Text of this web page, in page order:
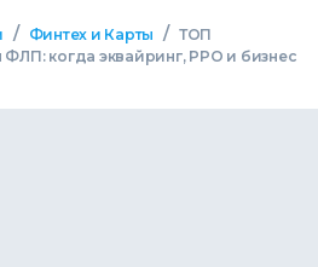
/ Финтех и Карты / ТОП
когда эквайринг, РРО и бизнес